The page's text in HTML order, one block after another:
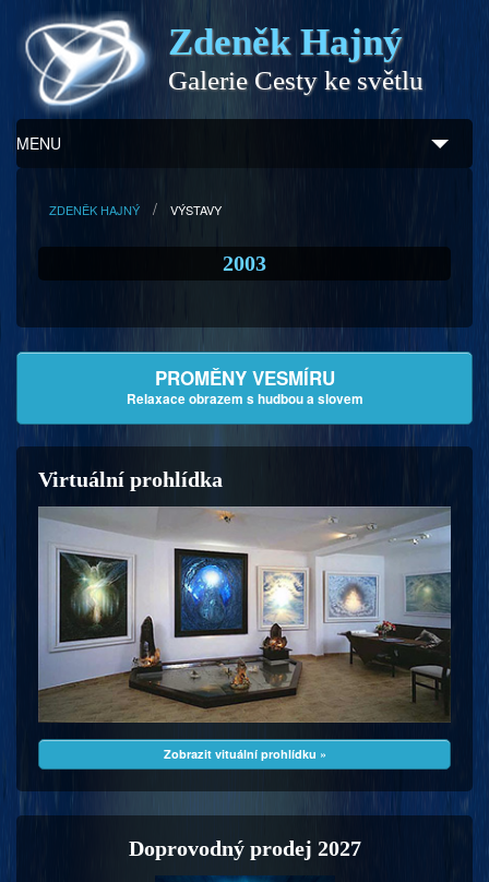
Zdeněk Hajný
Galerie Cesty ke světlu
MENU
Zdeněk Hajný
Kontakty
ZDENĚK HAJNÝ VÝSTAVY
2003
PROMĚNY VESMÍRU
Relaxace obrazem s hudbou a slovem
Virtuální prohlídka
Zobrazit vituální prohlídku »
Doprovodný prodej 2027